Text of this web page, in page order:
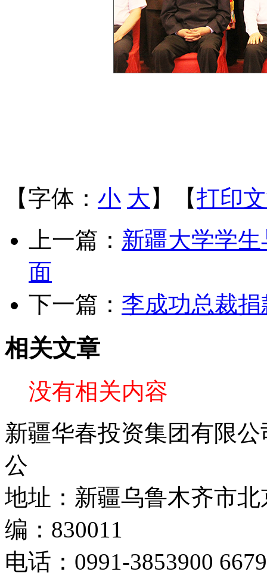
【字体： 小 大 】【打印
上一篇： 新疆大学学
面
下一篇： 李成功总裁
相关文章
没有相关内容
新疆华春投资集团有限
公
地址：新疆乌鲁木齐市
编：830011
电话：0991-3853900